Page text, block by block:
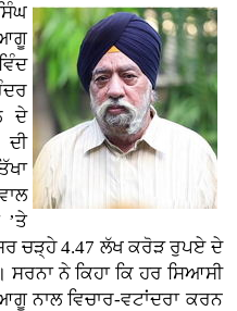
ਦੇ
’ਤੇ
ਚੜ੍ਹੇ 4.47 ਲੱਖ ਕਰੋੜ ਰੁਪਏ ਦੇ
ਨੇ ਕਿਹਾ ਕਿ ਹਰ ਸਿਆਸੀ
ਨਾਲ ਵਿਚਾਰ-ਵਟਾਂਦਰਾ ਕਰਨ